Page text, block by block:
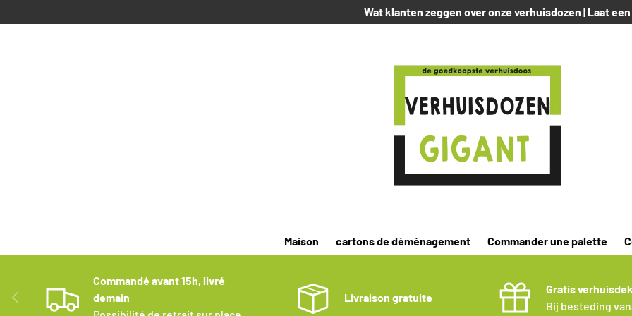
ALLER AU CONTENU
Wat klanten zeggen over onze verhuisdozen | Laat
Maison cartons de déménagement Commander une palette
PRÉCÉDENT
Commandé avant 15h, livré
demain
Livraison gratuite
Gratis
Bij besteding